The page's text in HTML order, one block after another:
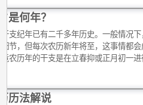
是何年？
支纪年已有二千多年历史。一般情况
节，但每次农历新年将至，这事情都
农历年的干支是在立春抑或正月初一进
历法解说